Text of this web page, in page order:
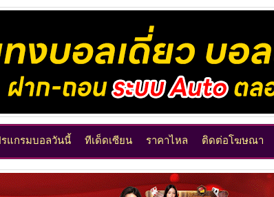
แกรมบอลวันนี้ ทีเด็ดเซียน ราคาไหล ติดต่อโฆษณา